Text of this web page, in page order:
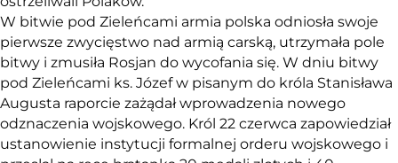
W bitwie pod Zieleńcami armia polska odniosła swoje
pierwsze zwycięstwo nad armią carską, utrzymała pole
bitwy i zmusiła Rosjan do wycofania się. W dniu bitwy
pod Zieleńcami ks. Józef w pisanym do króla Stanisława
Augusta raporcie zażądał wprowadzenia nowego
odznaczenia wojskowego. Król 22 czerwca zapowiedział
ustanowienie instytucji formalnej orderu wojskowego i